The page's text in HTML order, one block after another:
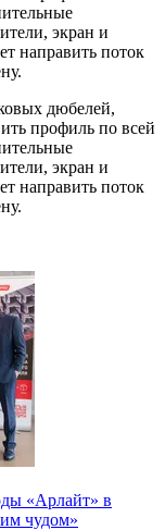
экран и
направить поток
дюбелей,
профиль по всей
экран и
направить поток
«Арлайт» в
чудом»